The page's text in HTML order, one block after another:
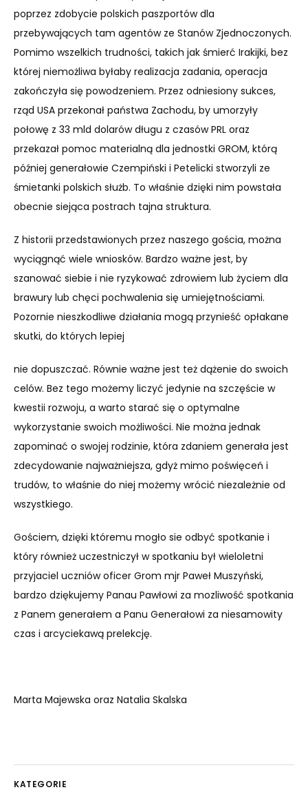
poprzez zdobycie polskich paszportów dla
przebywających tam agentów ze Stanów Zjednoczonych.
Pomimo wszelkich trudności, takich jak śmierć Irakijki, bez
której niemożliwa byłaby realizacja zadania, operacja
zakończyła się powodzeniem. Przez odniesiony sukces,
rząd USA przekonał państwa Zachodu, by umorzyły
połowę z 33 mld dolarów długu z czasów PRL oraz
przekazał pomoc materialną dla jednostki GROM, którą
później generałowie Czempiński i Petelicki stworzyli ze
śmietanki polskich służb. To właśnie dzięki nim powstała
obecnie siejąca postrach tajna struktura.
Z historii przedstawionych przez naszego gościa, można
wyciągnąć wiele wniosków. Bardzo ważne jest, by
szanować siebie i nie ryzykować zdrowiem lub życiem dla
brawury lub chęci pochwalenia się umiejętnościami.
Pozornie nieszkodliwe działania mogą przynieść opłakane
skutki, do których lepiej
nie dopuszczać. Równie ważne jest też dążenie do swoich
celów. Bez tego możemy liczyć jedynie na szczęście w
kwestii rozwoju, a warto starać się o optymalne
wykorzystanie swoich możliwości. Nie można jednak
zapominać o swojej rodzinie, która zdaniem generała jest
zdecydowanie najważniejsza, gdyż mimo poświęceń i
trudów, to właśnie do niej możemy wrócić niezależnie od
wszystkiego.
Gościem, dzięki któremu mogło sie odbyć spotkanie i
który również uczestniczył w spotkaniu był wieloletni
przyjaciel uczniów oficer Grom mjr Paweł Muszyński,
bardzo dziękujemy Panau Pawłowi za mozliwość spotkania
z Panem generałem a Panu Generałowi za niesamowity
czas i arcyciekawą prelekcję.
Marta Majewska oraz Natalia Skalska
KATEGORIE